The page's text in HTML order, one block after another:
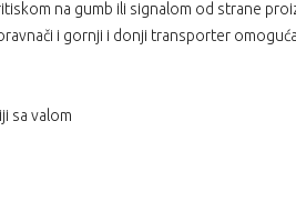
na gumb ili signalom od strane
i gornji i donji transporter
sa valom